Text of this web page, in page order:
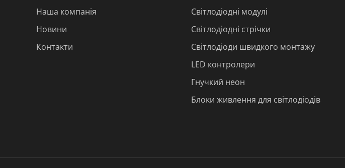
Наша компанія
Новини
Контакти
Світлодіодні модулі
Світлодіодні стрічки
Світлодіоди швидкого монтажу
LED контролери
Гнучкий неон
Блоки живлення для світлодіодів